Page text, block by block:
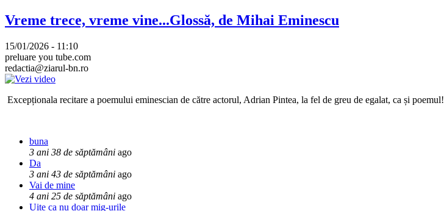
Vreme trece, vreme vine...Glossă, de Mihai Eminescu
15/01/2026 - 11:10
preluare you tube.com
redactia@ziarul-bn.ro
Excepționala recitare a poemului eminescian de către actorul, Adrian Pintea, la fel de greu de egalat, ca și poemul!
buna
3 ani 38 de săptămâni ago
Da
3 ani 43 de săptămâni ago
Vai de mine
4 ani 25 de săptămâni ago
Uite ca nu doar mig-urile